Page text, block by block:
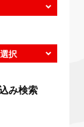
み検索